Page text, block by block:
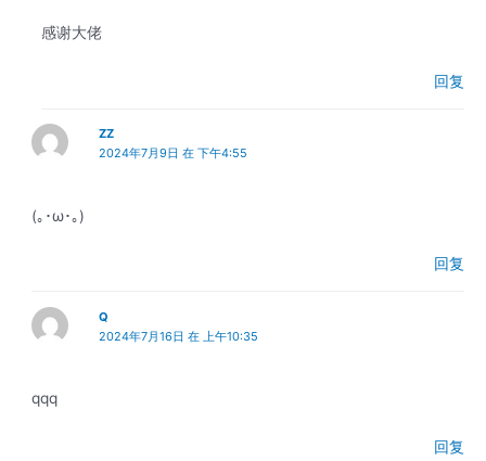
感谢大佬
回复
ZZ
2024年7月9日 在 下午4:55
(｡･ω･｡)
回复
Q
2024年7月16日 在 上午10:35
qqq
回复